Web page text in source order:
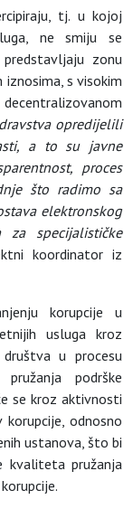
tj. u kojoj
ne smiju se
zonu
iznosima, s visokim
opredijelili
a to su javne
proces
što radimo sa
elektronskog
za specijalističke
koordinator iz
korupcije u
usluga kroz
u procesu
podrške
se kroz aktivnosti
odnosno
ustanova, što bi
kvaliteta pružanja